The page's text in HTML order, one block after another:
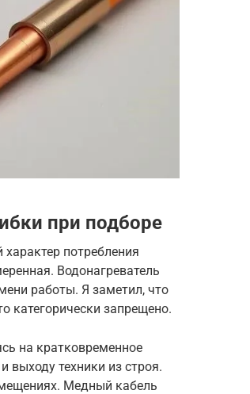
при подборе
потребления
Водонагреватель
работы. Я заметил, что
категорически запрещено.
на кратковременное
выходу техники из строя.
Медный кабель